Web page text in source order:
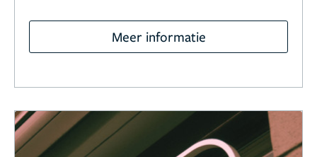
Meer informatie